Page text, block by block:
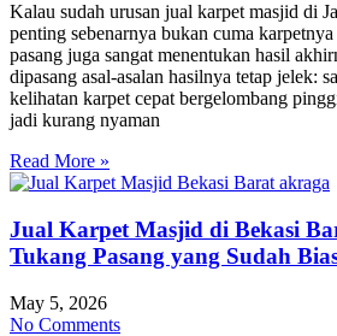
Kalau sudah urusan jual karpet masjid di
penting sebenarnya bukan cuma
pasang juga sangat menentukan hasil
dipasang asal-asalan hasilnya tetap jelek:
kelihatan karpet cepat bergelombang
jadi kurang nyaman
Read More »
Jual Karpet Masjid di Bekasi
Tukang Pasang yang Sudah
May 5, 2026
No Comments